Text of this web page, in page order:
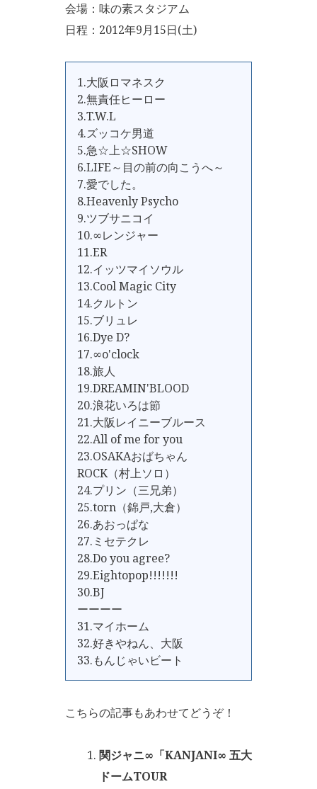
会場：味の素スタジアム
日程：2012年9月15日(土)
1.大阪ロマネスク
2.無責任ヒーロー
3.T.W.L
4.ズッコケ男道
5.急☆上☆SHOW
6.LIFE～目の前の向こうへ～
7.愛でした。
8.Heavenly Psycho
9.ツブサニコイ
10.∞レンジャー
11.ER
12.イッツマイソウル
13.Cool Magic City
14.クルトン
15.ブリュレ
16.Dye D?
17.∞o'clock
18.旅人
19.DREAMIN'BLOOD
20.浪花いろは節
21.大阪レイニーブルース
22.All of me for you
23.OSAKAおばちゃん
ROCK（村上ソロ）
24.プリン（三兄弟）
25.torn（錦戸,大倉）
26.あおっぱな
27.ミセテクレ
28.Do you agree?
29.Eightopop!!!!!!!
30.BJ
ーーーー
31.マイホーム
32.好きやねん、大阪
33.もんじゃいビート
こちらの記事もあわせてどうぞ！
関ジャニ∞「KANJANI∞ 五大
ドームTOUR